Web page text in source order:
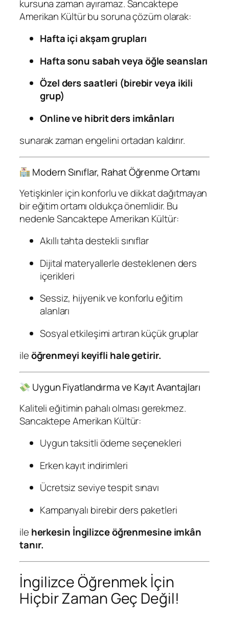
kursuna zaman ayıramaz. Sancaktepe
Amerikan Kültür bu soruna çözüm olarak:
Hafta içi akşam grupları
Hafta sonu sabah veya öğle seansları
Özel ders saatleri (birebir veya ikili
grup)
Online ve hibrit ders imkânları
sunarak zaman engelini ortadan kaldırır.
Modern Sınıflar, Rahat Öğrenme Ortamı
Yetişkinler için konforlu ve dikkat dağıtmayan
bir eğitim ortamı oldukça önemlidir. Bu
nedenle Sancaktepe Amerikan Kültür:
Akıllı tahta destekli sınıflar
Dijital materyallerle desteklenen ders
içerikleri
Sessiz, hijyenik ve konforlu eğitim
alanları
Sosyal etkileşimi artıran küçük gruplar
ileöğrenmeyi keyifli hale getirir.
Uygun Fiyatlandırma ve Kayıt Avantajları
Kaliteli eğitimin pahalı olması gerekmez.
Sancaktepe Amerikan Kültür:
Uygun taksitli ödeme seçenekleri
Erken kayıt indirimleri
Ücretsiz seviye tespit sınavı
Kampanyalı birebir ders paketleri
ile herkesin İngilizce öğrenmesine imkân
tanır.
İngilizce Öğrenmek İçin
Hiçbir Zaman Geç Değil!